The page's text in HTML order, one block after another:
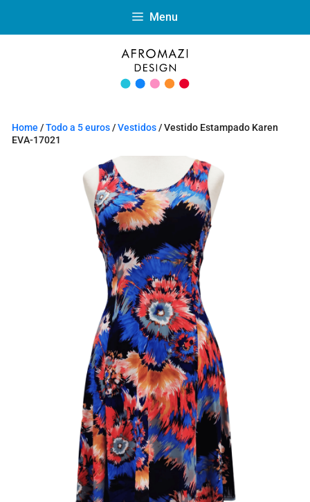
Menu
Home /Todo a 5 euros/Vestidos/ Vestido Estampado Karen
EVA-17021